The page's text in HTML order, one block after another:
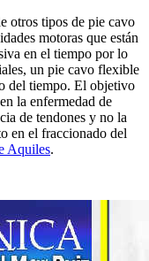
otros tipos de pie cavo
motoras que están
en el tiempo por lo
un pie cavo flexible
del tiempo. El objetivo
la enfermedad de
de tendones y no la
en el fraccionado del
Aquiles.